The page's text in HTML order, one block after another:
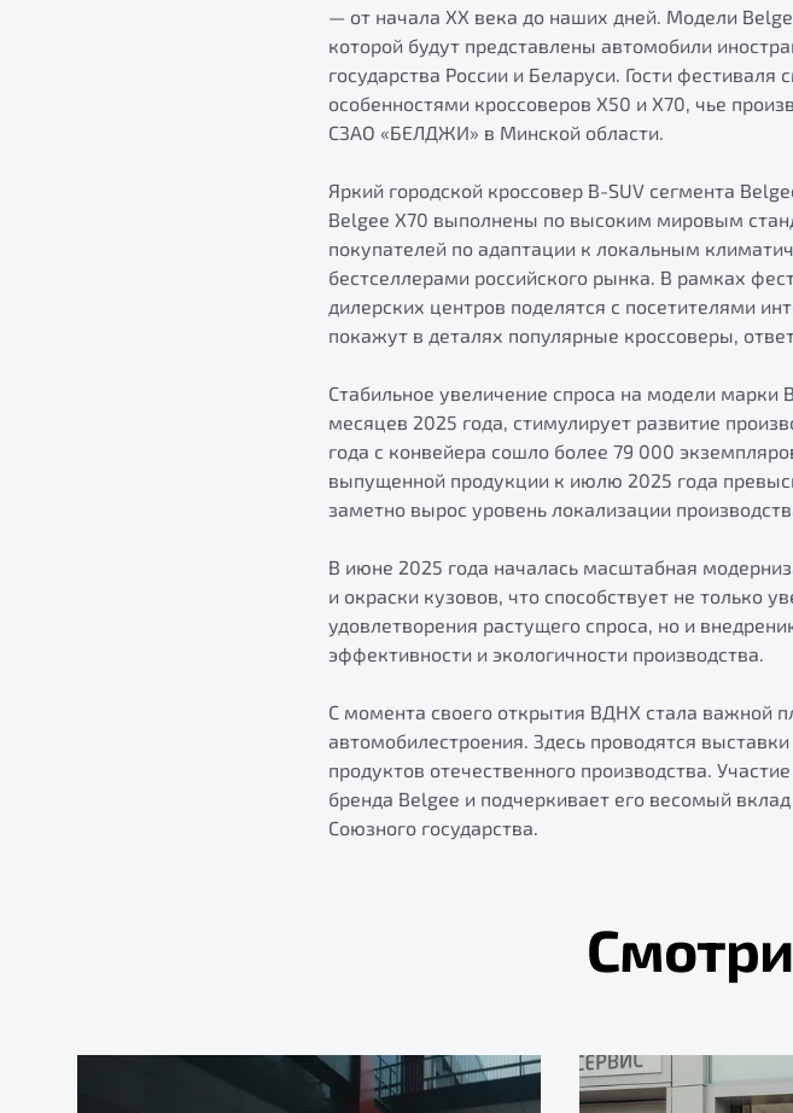
— от начала ХХ века до наших дней. Модели
которой будут представлены автомобили
государства России и Беларуси. Гости
особенностями кроссоверов X50 и X70, чье
СЗАО «БЕЛДЖИ» в Минской области.
Яркий городской кроссовер B-SUV сегмента
Belgee X70 выполнены по высоким мировым
покупателей по адаптации к локальным
бестселлерами российского рынка. В рамках
дилерских центров поделятся с посетителями
покажут в деталях популярные кроссоверы,
Стабильное увеличение спроса на модели марки
месяцев 2025 года, стимулирует развитие
года с конвейера сошло более 79 000
выпущенной продукции к июлю 2025 года
заметно вырос уровень локализации
В июне 2025 года началась масштабная
и окраски кузовов, что способствует не только
удовлетворения растущего спроса, но и
эффективности и экологичности производства.
С момента своего открытия ВДНХ стала важной
автомобилестроения. Здесь проводятся
продуктов отечественного производства.
бренда Belgee и подчеркивает его весомый
Союзного государства.